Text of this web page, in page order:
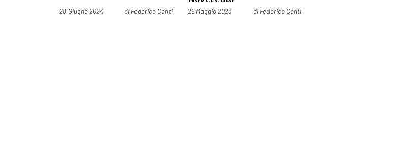
Pubblicato il
28 Giugno 2024 di Federico Conti Pubblicato il
26 Maggio 2023 di Federico Conti